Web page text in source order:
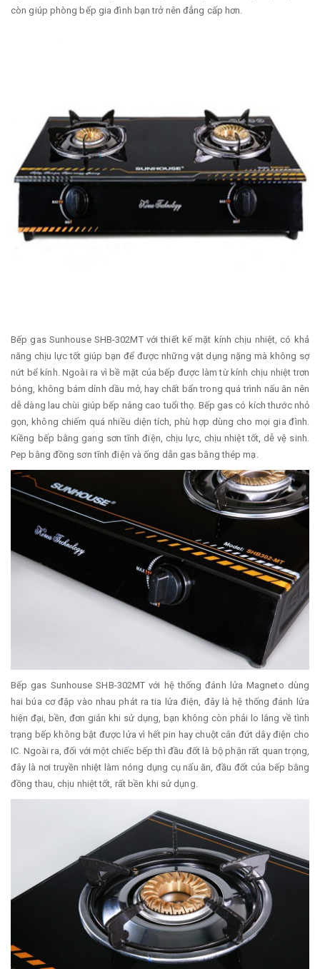
còn giúp phòng bếp gia đình bạn trở nên đẳng cấp hơn.
Bếp gas Sunhouse SHB-302MT với thiết kế mặt kính chịu nhiệt, có khả
năng chịu lực tốt giúp bạn để được những vật dụng nặng mà không sợ
nứt bể kính. Ngoài ra vì bề mặt của bếp được làm từ kính chịu nhiệt trơn
bóng, không bám dính dầu mở, hay chất bẩn trong quá trình nấu ăn nên
dễ dàng lau chùi giúp bếp nâng cao tuổi thọ. Bếp gas có kích thước nhỏ
gọn, không chiếm quá nhiều diện tích, phù hợp dùng cho mọi gia đình.
Kiềng bếp bằng gang sơn tĩnh điện, chịu lực, chịu nhiệt tốt, dễ vệ sinh.
Pep bằng đồng sơn tĩnh điện và ống dẫn gas bằng thép mạ.
Bếp gas Sunhouse SHB-302MT với hệ thống đánh lửa Magneto dùng
hai búa cơ đập vào nhau phát ra tia lửa điện, đây là hệ thống đánh lửa
hiện đại, bền, đơn giản khi sử dụng, bạn không còn phải lo lắng về tình
trạng bếp không bật được lửa vì hết pin hay chuột cắn đứt dây điện cho
IC. Ngoài ra, đối với một chiếc bếp thì đầu đốt là bộ phận rất quan trọng,
đây là nơi truyền nhiệt làm nóng dụng cụ nấu ăn, đầu đốt của bếp bằng
đồng thau, chịu nhiệt tốt, rất bền khi sử dụng.